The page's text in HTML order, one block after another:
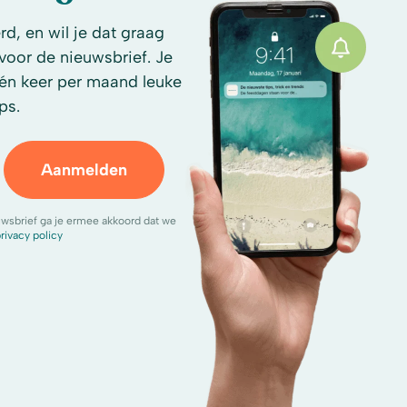
en wil je dat graag
de nieuwsbrief. Je
keer per maand leuke
Aanmelden
ga je ermee akkoord dat we
policy